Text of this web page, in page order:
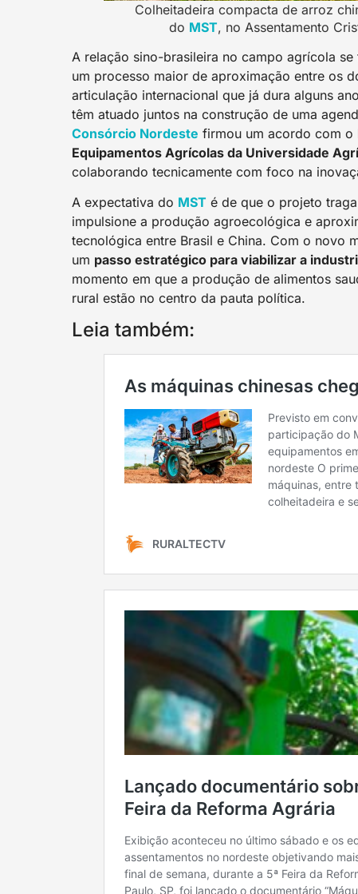
Colheitadeira compacta de arroz
do MST, no Assentamento
A relação sino-brasileira no campo agrícola
um processo maior de aproximação entre os
articulação internacional que já dura alguns
têm atuado juntos na construção de uma
Consórcio Nordeste firmou um acordo com o
Equipamentos Agrícolas da Universidade
colaborando tecnicamente com foco na
A expectativa do MST é de que o projeto
impulsione a produção agroecológica e
tecnológica entre Brasil e China. Com o novo
um passo estratégico para viabilizar a
momento em que a produção de alimentos
rural estão no centro da pauta política.
Leia também: